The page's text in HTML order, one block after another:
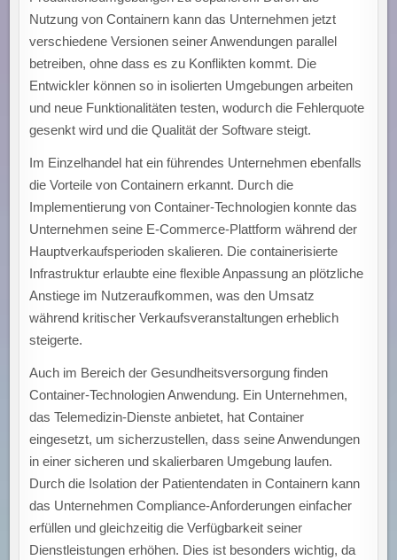
Nutzung von Containern kann das Unternehmen jetzt
verschiedene Versionen seiner Anwendungen parallel
betreiben, ohne dass es zu Konflikten kommt. Die
Entwickler können so in isolierten Umgebungen arbeiten
und neue Funktionalitäten testen, wodurch die Fehlerquote
gesenkt wird und die Qualität der Software steigt.
Im Einzelhandel hat ein führendes Unternehmen ebenfalls
die Vorteile von Containern erkannt. Durch die
Implementierung von Container-Technologien konnte das
Unternehmen seine E-Commerce-Plattform während der
Hauptverkaufsperioden skalieren. Die containerisierte
Infrastruktur erlaubte eine flexible Anpassung an plötzliche
Anstiege im Nutzeraufkommen, was den Umsatz
während kritischer Verkaufsveranstaltungen erheblich
steigerte.
Auch im Bereich der Gesundheitsversorgung finden
Container-Technologien Anwendung. Ein Unternehmen,
das Telemedizin-Dienste anbietet, hat Container
eingesetzt, um sicherzustellen, dass seine Anwendungen
in einer sicheren und skalierbaren Umgebung laufen.
Durch die Isolation der Patientendaten in Containern kann
das Unternehmen Compliance-Anforderungen einfacher
erfüllen und gleichzeitig die Verfügbarkeit seiner
Dienstleistungen erhöhen. Dies ist besonders wichtig, da